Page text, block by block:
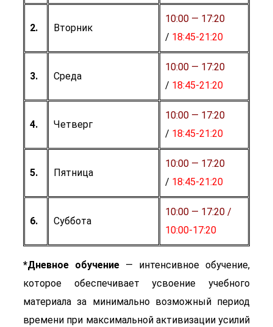
2. Вторник
10:00 — 17:20
/ 18:45-21:20
3. Среда
10:00 — 17:20
/ 18:45-21:20
4. Четверг
10:00 — 17:20
/ 18:45-21:20
5. Пятница
10:00 — 17:20
/ 18:45-21:20
6. Суббота
10:00 — 17:20 /
10:00-17:20
*Дневное обучение — интенсивное обучение,
которое обеспечивает усвоение учебного
материала за минимально возможный период
времени при максимальной активизации усилий